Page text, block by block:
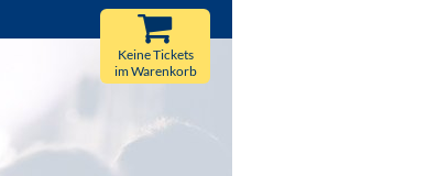
Keine Tickets
im Warenkorb